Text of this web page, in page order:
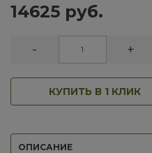
14625 руб.
- +
КУПИТЬ В 1 КЛИК
ОПИСАНИЕ